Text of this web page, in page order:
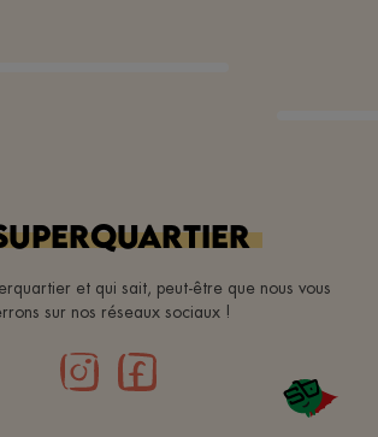
et qui sait, peut-être que nous vous
sur nos réseaux sociaux !